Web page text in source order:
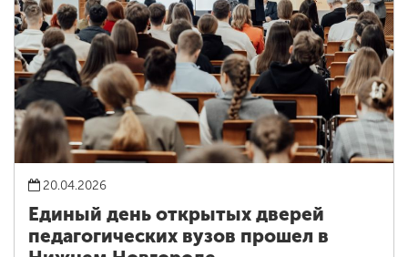
20.04.2026
Единый день открытых дверей
педагогических вузов прошел в